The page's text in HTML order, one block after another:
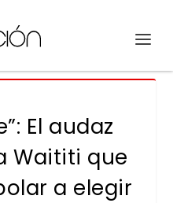
El audaz
Waititi que
a elegir